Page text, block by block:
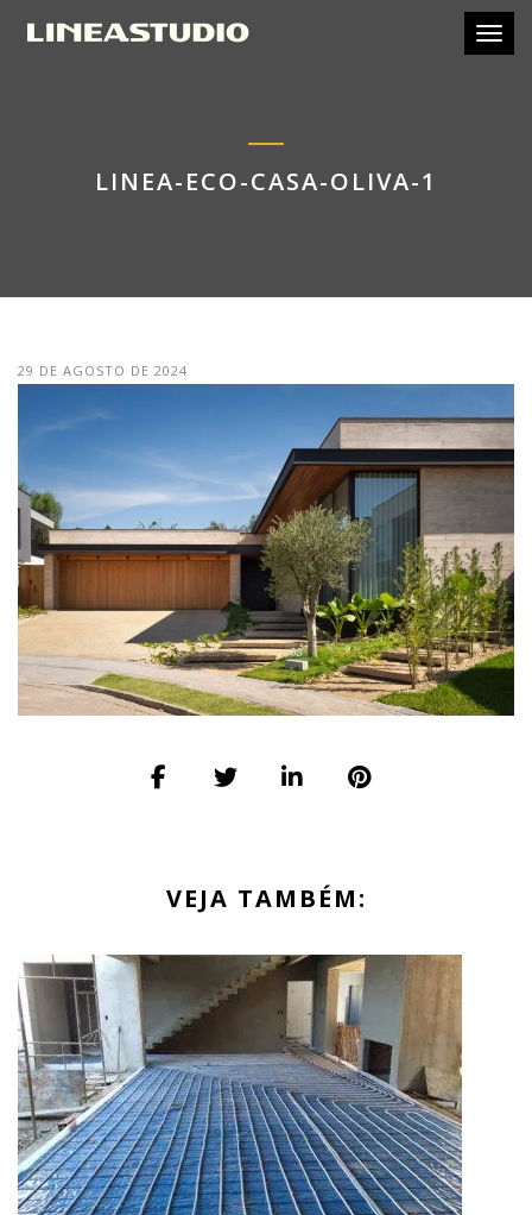
LINEA-ECO-CASA-OLIVA-1
29 DE AGOSTO DE 2024
VEJA TAMBÉM: